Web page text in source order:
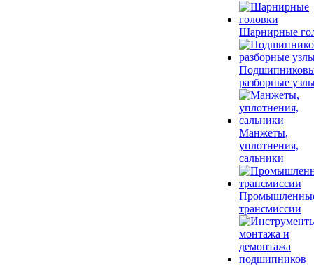
Шарнирные
разборные
Манжеты,
уплотнения,
сальники
трансмиссии